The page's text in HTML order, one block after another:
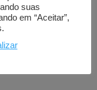
suas
em “Aceitar”,